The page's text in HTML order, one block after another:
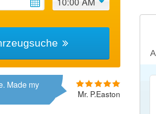
Made my
Mr. P.Easton